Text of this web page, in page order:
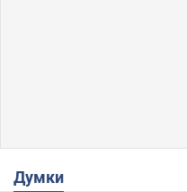
Думки